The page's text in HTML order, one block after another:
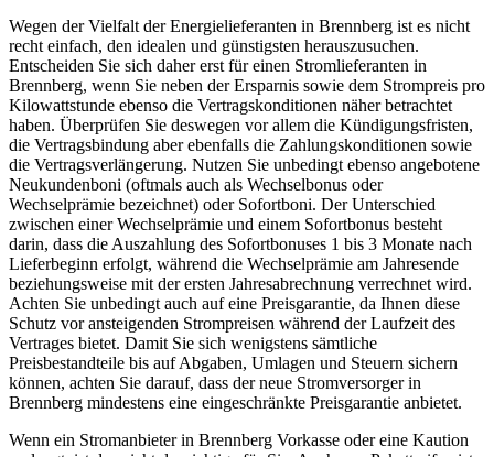
Wegen der Vielfalt der Energielieferanten in Brennberg ist es nicht
recht einfach, den idealen und günstigsten herauszusuchen.
Entscheiden Sie sich daher erst für einen Stromlieferanten in
Brennberg, wenn Sie neben der Ersparnis sowie dem Strompreis pro
Kilowattstunde ebenso die Vertragskonditionen näher betrachtet
haben. Überprüfen Sie deswegen vor allem die Kündigungsfristen,
die Vertragsbindung aber ebenfalls die Zahlungskonditionen sowie
die Vertragsverlängerung. Nutzen Sie unbedingt ebenso angebotene
Neukundenboni (oftmals auch als Wechselbonus oder
Wechselprämie bezeichnet) oder Sofortboni. Der Unterschied
zwischen einer Wechselprämie und einem Sofortbonus besteht
darin, dass die Auszahlung des Sofortbonuses 1 bis 3 Monate nach
Lieferbeginn erfolgt, während die Wechselprämie am Jahresende
beziehungsweise mit der ersten Jahresabrechnung verrechnet wird.
Achten Sie unbedingt auch auf eine Preisgarantie, da Ihnen diese
Schutz vor ansteigenden Strompreisen während der Laufzeit des
Vertrages bietet. Damit Sie sich wenigstens sämtliche
Preisbestandteile bis auf Abgaben, Umlagen und Steuern sichern
können, achten Sie darauf, dass der neue Stromversorger in
Brennberg mindestens eine eingeschränkte Preisgarantie anbietet.
Wenn ein Stromanbieter in Brennberg Vorkasse oder eine Kaution